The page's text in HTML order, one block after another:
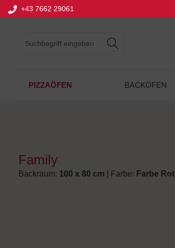
Zur Hauptnavigation springen
+43 7662 29061
BACKÖFEN
Family
Backraum: 100 x 80 cm | Farbe: Farbe Rot